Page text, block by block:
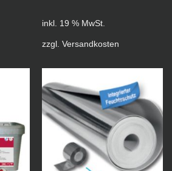
inkl. 19 % MwSt.
zzgl. Versandkosten